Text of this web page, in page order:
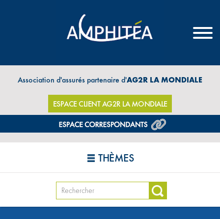
Association d'assurés partenaire d'AG2R LA MONDIALE
ESPACE CLIENT AG2R LA MONDIALE
THÈMES